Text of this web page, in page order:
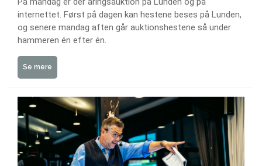
internettet. Først på dagen kan hestene beses på Lunden,
og senere mandag aften går auktionshestene så under
hammeren én efter én.
Se mere